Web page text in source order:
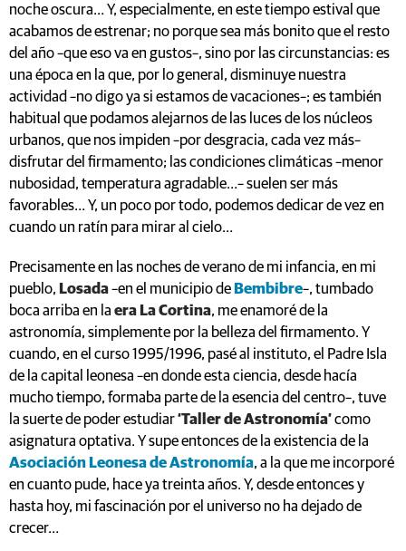
noche oscura… Y, especialmente, en este tiempo estival que
acabamos de estrenar; no porque sea más bonito que el resto
del año –que eso va en gustos–, sino por las circunstancias: es
una época en la que, por lo general, disminuye nuestra
actividad –no digo ya si estamos de vacaciones–; es también
habitual que podamos alejarnos de las luces de los núcleos
urbanos, que nos impiden –por desgracia, cada vez más–
disfrutar del firmamento; las condiciones climáticas –menor
nubosidad, temperatura agradable…– suelen ser más
favorables… Y, un poco por todo, podemos dedicar de vez en
cuando un ratín para mirar al cielo…
Precisamente en las noches de verano de mi infancia, en mi
pueblo, Losada–en el municipio de Bembibre–, tumbado
boca arriba en la era La Cortina, me enamoré de la
astronomía, simplemente por la belleza del firmamento. Y
cuando, en el curso 1995/1996, pasé al instituto, el Padre Isla
de la capital leonesa –en donde esta ciencia, desde hacía
mucho tiempo, formaba parte de la esencia del centro–, tuve
la suerte de poder estudiar‘Taller de Astronomía’como
asignatura optativa. Y supe entonces de la existencia de la
Asociación Leonesa de Astronomía, a la que me incorporé
en cuanto pude, hace ya treinta años. Y, desde entonces y
hasta hoy, mi fascinación por el universo no ha dejado de
crecer…